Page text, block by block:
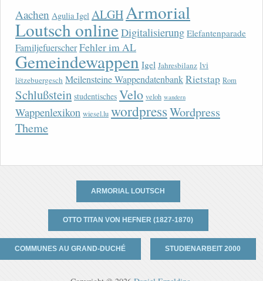
Aachen Agulia Igel ALGHArmorial
Loutsch onlineDigitalisierung Elefantenparade
FamiljefuerscherFehler im AL
Gemeindewappen Igel Jahresbilanz lvi
lëtzebuergesch Meilensteine WappendatenbankRietstap Rom
Schlußstein studentisches Velo veloh wandern
Wappenlexikon wiesel.lu wordpressWordpress
Theme
ARMORIAL LOUTSCH
OTTO TITAN VON HEFNER (1827-1870)
COMMUNES AU GRAND-DUCHÉ STUDIENARBEIT 2000